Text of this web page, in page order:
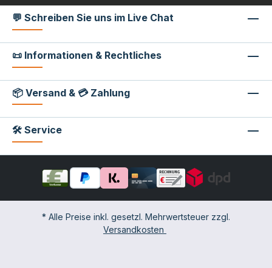
💬 Schreiben Sie uns im Live Chat
📜 Informationen & Rechtliches
📦 Versand & 💳 Zahlung
🛠 Service
* Alle Preise inkl. gesetzl. Mehrwertsteuer zzgl.
Versandkosten